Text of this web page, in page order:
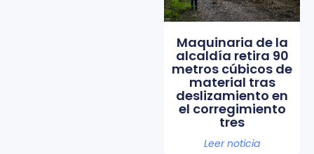
Maquinaria de la
alcaldía retira 90
metros cúbicos de
material tras
deslizamiento en
el corregimiento
tres
Leer noticia